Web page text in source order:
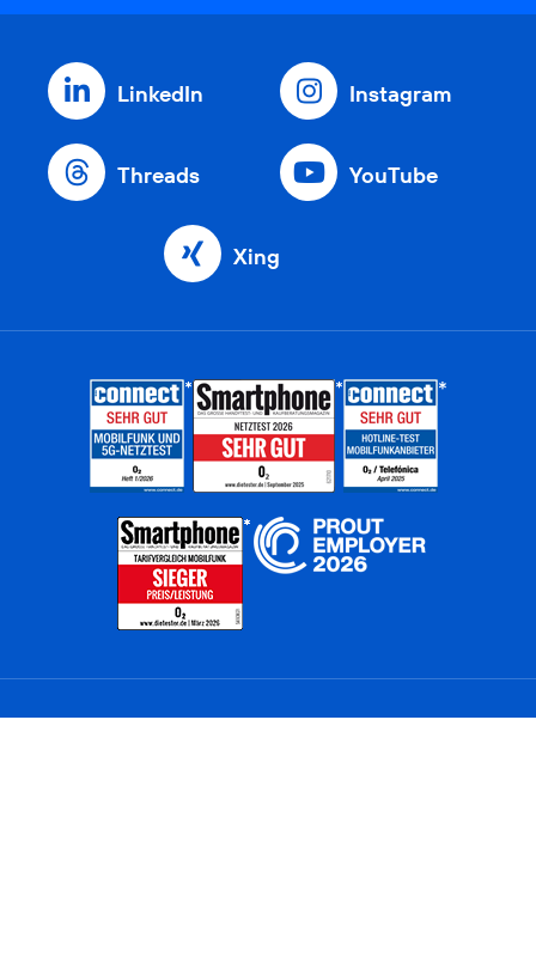
LinkedIn Instagram
Threads YouTube
Xing